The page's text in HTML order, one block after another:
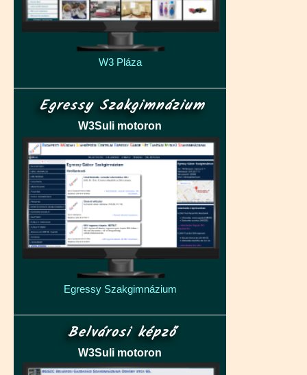
W3 Pláza
Egressy Szakgimnázium
W3Suli motoron
Egressy Szakgimnázium
Belvárosi képző
W3Suli motoron